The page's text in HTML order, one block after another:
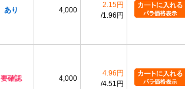
あり 4,000
2.15円
1.96円
要確認 4,000
4.96円
4.51円